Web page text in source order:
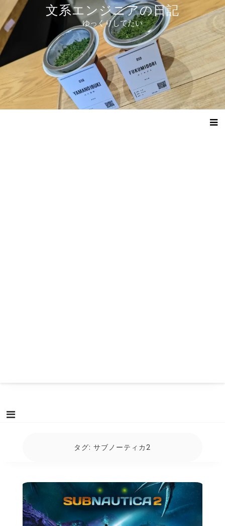
テ
ツ
へ
ス
ッ
プ
文系エンジニアの日記
ゆっくりしてたい
タグ:サブノーティカ2